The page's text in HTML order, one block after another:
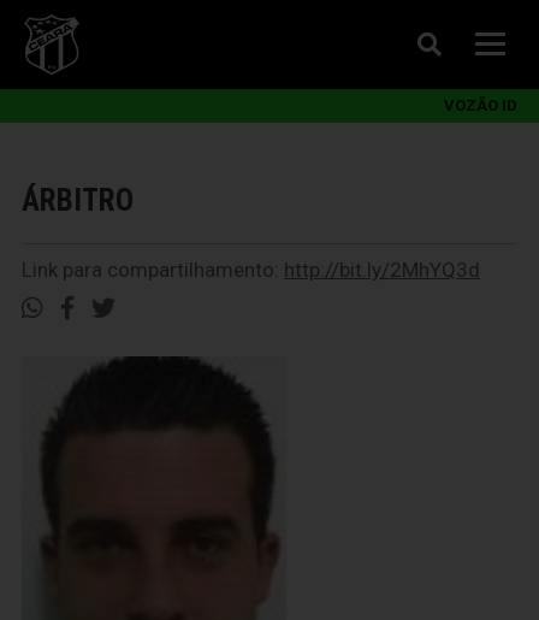
VOZÃO ID
ÁRBITRO
Link para compartilhamento: http://bit.ly/2MhYQ3d